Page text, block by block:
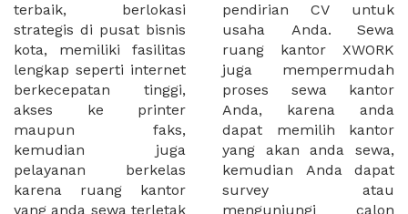
terbaik, berlokasi
strategis di pusat bisnis
kota, memiliki fasilitas
lengkap seperti internet
berkecepatan tinggi,
akses ke printer
maupun faks,
kemudian juga
pelayanan berkelas
karena ruang kantor
yang anda sewa terletak
pendirian CV untuk
usaha Anda. Sewa
ruang kantor XWORK
juga mempermudah
proses sewa kantor
Anda, karena anda
dapat memilih kantor
yang akan anda sewa,
kemudian Anda dapat
survey atau
mengunjungi calon